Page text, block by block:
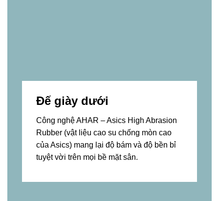
Đế giày dưới
Công nghệ AHAR – Asics High Abrasion
Rubber (vật liệu cao su chống mòn cao
của Asics) mang lại độ bám và độ bền bỉ
tuyệt vời trên mọi bề mặt sân.